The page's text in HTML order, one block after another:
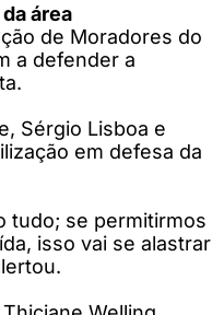
área
de Moradores do
a defender a
Sérgio Lisboa e
em defesa da
tudo; se permitirmos
isso vai se alastrar